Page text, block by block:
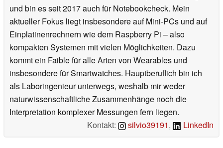
und bin es seit 2017 auch für Notebookcheck. Mein
aktueller Fokus liegt insbesondere auf Mini-PCs und auf
Einplatinenrechnern wie dem Raspberry Pi – also
kompakten Systemen mit vielen Möglichkeiten. Dazu
kommt ein Faible für alle Arten von Wearables und
insbesondere für Smartwatches. Hauptberuflich bin ich
als Laboringenieur unterwegs, weshalb mir weder
naturwissenschaftliche Zusammenhänge noch die
Interpretation komplexer Messungen fern liegen.
Kontakt:
silvio39191, LinkedIn